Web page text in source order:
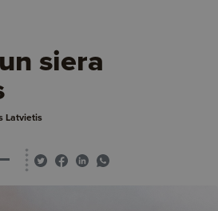
siera
Latvietis